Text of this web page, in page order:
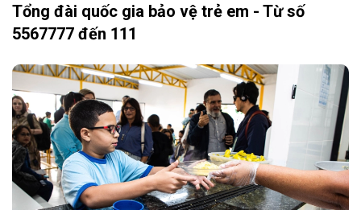
Tổng đài quốc gia bảo vệ trẻ em - Từ số
5567777 đến 111